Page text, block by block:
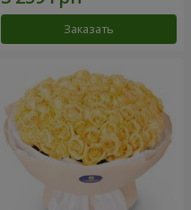
Заказать